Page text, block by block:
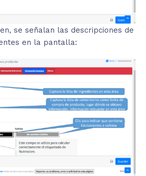
se señalan las descripciones de
en la pantalla: